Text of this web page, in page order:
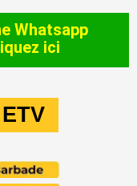
Whatsapp
ici